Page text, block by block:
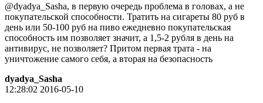
@dyadya_Sasha, в первую очередь проблема в головах, а не
покупательской способности. Тратить на сигареты 80 руб в
день или 50-100 руб на пиво ежедневно покупательская
способность им позволяет значит, а 1,5-2 рубля в день на
антивирус, не позволяет? Притом первая трата - на
уничтожение самого себя, а вторая на безопасность
dyadya_Sasha
12:28:02 2016-05-10